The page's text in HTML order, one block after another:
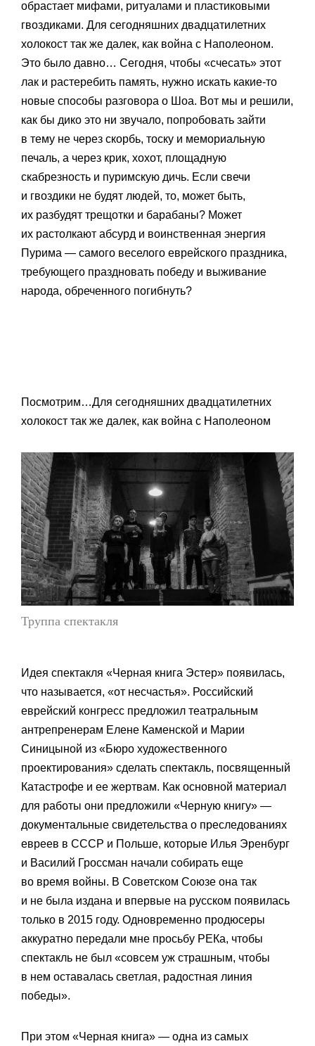
обрастает мифами, ритуалами и пластиковыми
гвоздиками. Для сегодняшних двадцатилетних
холокост так же далек, как война с Наполеоном.
Это было давно… Сегодня, чтобы «счесать» этот
лак и растеребить память, нужно искать какие-то
новые способы разговора о Шоа. Вот мы и решили,
как бы дико это ни звучало, попробовать зайти
в тему не через скорбь, тоску и мемориальную
печаль, а через крик, хохот, площадную
скабрезность и пуримскую дичь. Если свечи
и гвоздики не будят людей, то, может быть,
их разбудят трещотки и барабаны? Может
их растолкают абсурд и воинственная энергия
Пурима — самого веселого еврейского праздника,
требующего праздновать победу и выживание
народа, обреченного погибнуть?
Посмотрим…Для сегодняшних двадцатилетних
холокост так же далек, как война с Наполеоном
Труппа спектакля
Идея спектакля «Черная книга Эстер» появилась,
что называется, «от несчастья». Российский
еврейский конгресс предложил театральным
антрепренерам Елене Каменской и Марии
Синицыной из «Бюро художественного
проектирования» сделать спектакль, посвященный
Катастрофе и ее жертвам. Как основной материал
для работы они предложили «Черную книгу» —
документальные свидетельства о преследованиях
евреев в СССР и Польше, которые Илья Эренбург
и Василий Гроссман начали собирать еще
во время войны. В Советском Союзе она так
и не была издана и впервые на русском появилась
только в 2015 году. Одновременно продюсеры
аккуратно передали мне просьбу РЕКа, чтобы
спектакль не был «совсем уж страшным, чтобы
в нем оставалась светлая, радостная линия
победы».
При этом «Черная книга» — одна из самых